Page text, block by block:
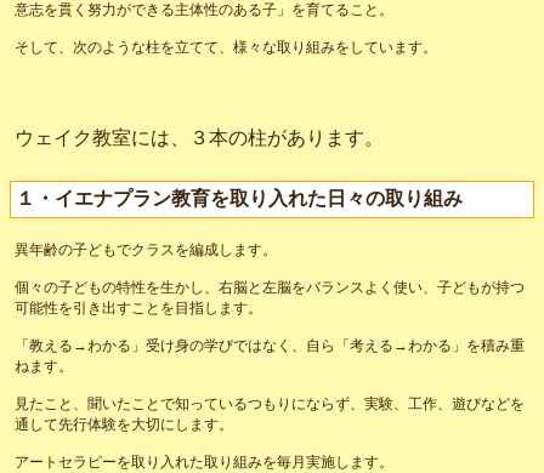
意志を貫く努力ができる主体性のある子」を育てること。
そして、次のような柱を立てて、様々な取り組みをしています。
ウェイク教室には、３本の柱があります。
１・イエナプラン教育を取り入れた日々の取り組み
異年齢の子どもでクラスを編成します。
個々の子どもの特性を生かし、右脳と左脳をバランスよく使い、子どもが持つ
可能性を引き出すことを目指します。
「教える→わかる」受け身の学びではなく、自ら「考える→わかる」を積み重
ねます。
見たこと、聞いたことで知っているつもりにならず、実験、工作、遊びなどを
通して先行体験を大切にします。
アートセラピーを取り入れた取り組みを毎月実施します。